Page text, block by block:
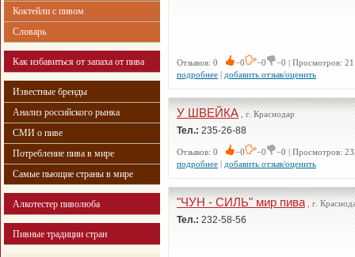
Коктейли с пивом
Словарь
Как избавиться от запаха от пива
Известные бренды
Анализ российского рынка
СМИ о пиве
Потребление пива в мире
Самые пьющие страны в мире
Алкотестер пиволюба
Пивные традиции стран
Отзывов: 0 −0 −0
−0 | Просмотров:
подробнее | добавить отзыв/оценить
У ШВЕЙКА, г. Краснодар
Тел.: 235-26-88
Отзывов: 0 −0 −0
−0 | Просмотров:
подробнее | добавить отзыв/оценить
"ЧУН - СИЛЬ" мир пива, г.
Тел.: 232-58-56